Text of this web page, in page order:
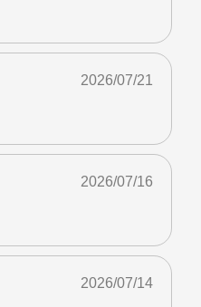
2026/07/21
2026/07/16
2026/07/14